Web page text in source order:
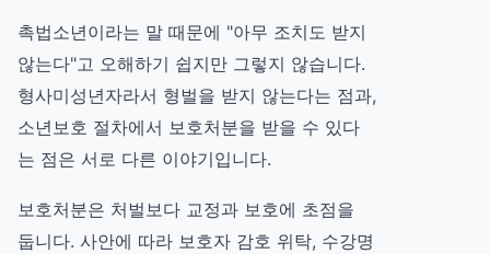
촉법소년이라는 말 때문에 "아무 조치도 받지
않는다"고 오해하기 쉽지만 그렇지 않습니다.
형사미성년자라서 형벌을 받지 않는다는 점과,
소년보호 절차에서 보호처분을 받을 수 있다
는 점은 서로 다른 이야기입니다.
보호처분은 처벌보다 교정과 보호에 초점을
둡니다. 사안에 따라 보호자 감호 위탁, 수강명